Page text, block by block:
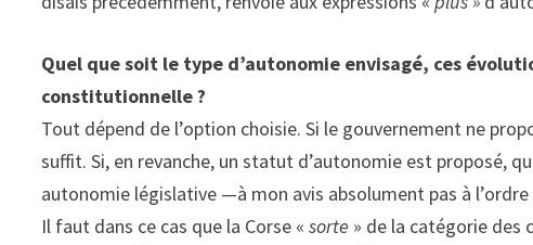
Quel que soit le type d’autonomie envisagé, ces
constitutionnelle ?
Tout dépend de l’option choisie. Si le gouvernement ne
suffit. Si, en revanche, un statut d’autonomie est proposé,
autonomie législative —à mon avis absolument pas à
Il faut dans ce cas que la Corse «sorte » de la catégorie